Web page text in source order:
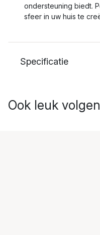
ondersteuning biedt.
sfeer in uw huis te
Specificatie
Ook leuk